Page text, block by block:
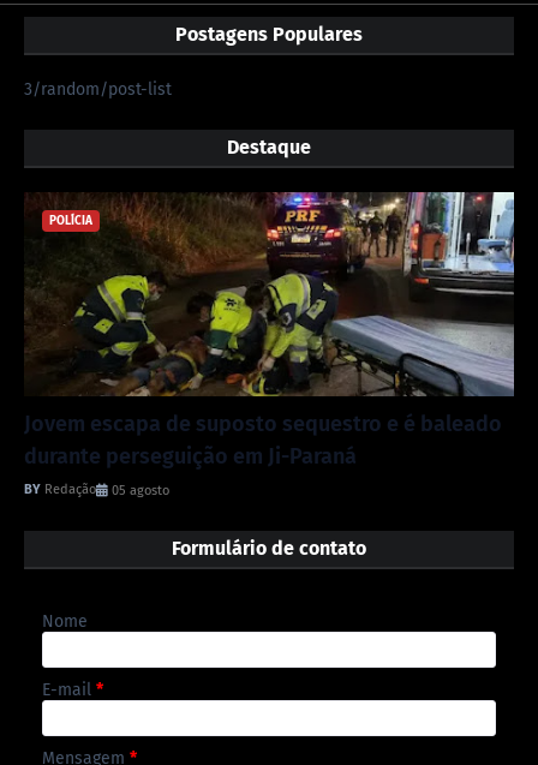
Postagens Populares
3/random/post-list
Destaque
POLÍCIA
Jovem escapa de suposto sequestro e é baleado
durante perseguição em Ji-Paraná
Redação 05 agosto
Formulário de contato
Nome
E-mail *
Mensagem *